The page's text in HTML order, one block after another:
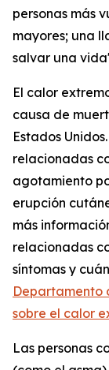
personas más
mayores; una
salvar una
El calor
causa de
Estados
relacionadas
agotamiento
erupción
más
relacionadas
síntomas y
Departamento
sobre el calor
Las personas